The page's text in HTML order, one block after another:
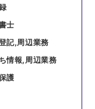
士
記,周辺業務
情報,周辺業務
護